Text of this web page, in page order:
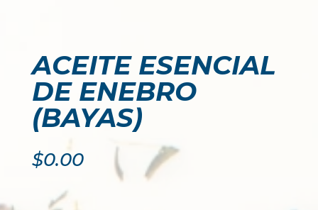
ACEITE ESENCIAL
DE ENEBRO
(BAYAS)
$0.00